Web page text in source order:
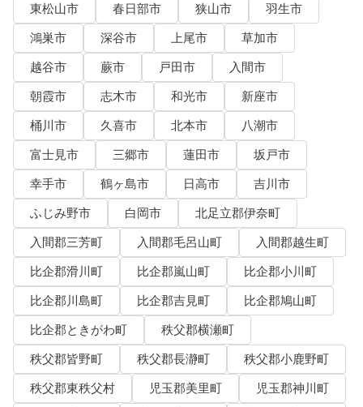
東松山市
春日部市 狭山市
羽生市
鴻巣市
深谷市 上尾市
草加市
越谷市
蕨市 戸田市
入間市
朝霞市
志木市 和光市
新座市
桶川市
久喜市 北本市
八潮市
富士見市
三郷市 蓮田市
坂戸市
幸手市
鶴ヶ島市 日高市
吉川市
ふじみ野市
白岡市
北足立郡伊奈町
入間郡三芳町
入間郡毛呂山町
入間郡越生町
比企郡滑川町
比企郡嵐山町
比企郡小川町
比企郡川島町
比企郡吉見町
比企郡鳩山町
比企郡ときがわ町
秩父郡横瀬町
秩父郡皆野町
秩父郡長瀞町
秩父郡小鹿野町
秩父郡東秩父村
児玉郡美里町
児玉郡神川町